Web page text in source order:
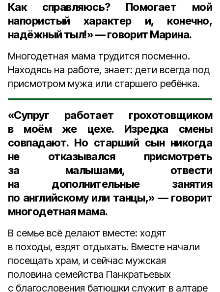
Как справляюсь? Помогает мой
напористый характер и, конечно,
надёжный тыл!» — говорит Марина.
Многодетная мама трудится посменно.
Находясь на работе, знает: дети всегда под
присмотром мужа или старшего ребёнка.
«Супруг работает грохотовщиком
в моём же цехе. Изредка смены
совпадают. Но старший сын никогда
не отказывался присмотреть
за малышами, отвести
на дополнительные занятия
по английскому или танцы,» — говорит
многодетная мама.
В семье всё делают вместе: ходят
в походы, ездят отдыхать. Вместе начали
посещать храм, и сейчас мужская
половина семейства Панкратьевых
с благословения батюшки служит в алтаре